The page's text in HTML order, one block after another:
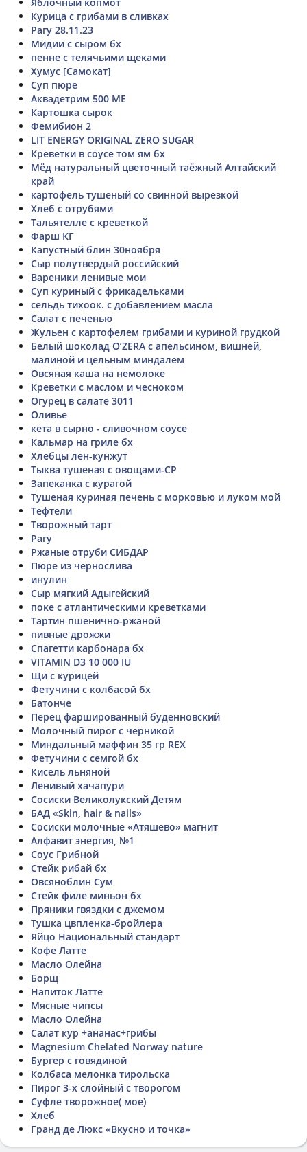
Курица с грибами в сливках
Рагу 28.11.23
Мидии с сыром бх
пенне с телячьими щеками
Хумус [Самокат]
Суп пюре
Аквадетрим 500 МЕ
Картошка сырок
Фемибион 2
LIT ENERGY ORIGINAL ZERO SUGAR
Креветки в соусе том ям бх
Мёд натуральный цветочный таёжный Алтайский
край
картофель тушеный со свинной вырезкой
Хлеб с отрубями
Тальятелле с креветкой
Фарш КГ
Капустный блин 30ноября
Сыр полутвердый российский
Вареники ленивые мои
Суп куриный с фрикадельками
сельдь тихоок. с добавлением масла
Салат с печенью
Жульен с картофелем грибами и куриной грудкой
Белый шоколад O’ZERA с апельсином, вишней,
малиной и цельным миндалем
Овсяная каша на немолоке
Креветки с маслом и чесноком
Огурец в салате 3011
Оливье
кета в сырно - сливочном соусе
Кальмар на гриле бх
Хлебцы лен-кунжут
Тыква тушеная с овощами-СР
Запеканка с курагой
Тушеная куриная печень с морковью и луком мой
Тефтели
Творожный тарт
Рагу
Ржаные отруби СИБДАР
Пюре из чернослива
инулин
Сыр мягкий Адыгейский
поке с атлантическими креветками
Тартин пшенично-ржаной
пивные дрожжи
Спагетти карбонара бх
VITAMIN D3 10 000 IU
Щи с курицей
Фетучини с колбасой бх
Батонче
Перец фаршированный буденновский
Молочный пирог с черникой
Миндальный маффин 35 гр REX
Фетучини с семгой бх
Кисель льняной
Ленивый хачапури
Сосиски Великолукский Детям
БАД «Skin, hair & nails»
Сосиски молочные «Атяшево» магнит
Алфавит энергия, №1
Соус Грибной
Стейк рибай бх
Овсяноблин Сум
Стейк филе миньон бх
Пряники гвяздки с джемом
Тушка цвпленка-бройлера
Яйцо Национальный стандарт
Кофе Латте
Масло Олейна
Борщ
Напиток Латте
Мясные чипсы
Масло Олейна
Салат кур +ананас+грибы
Magnesium Chelated Norway nature
Бургер с говядиной
Колбаса мелонка тирольска
Пирог 3-х слойный с творогом
Суфле творожное( мое)
Хлеб
Гранд де Люкс «Вкусно и точка»